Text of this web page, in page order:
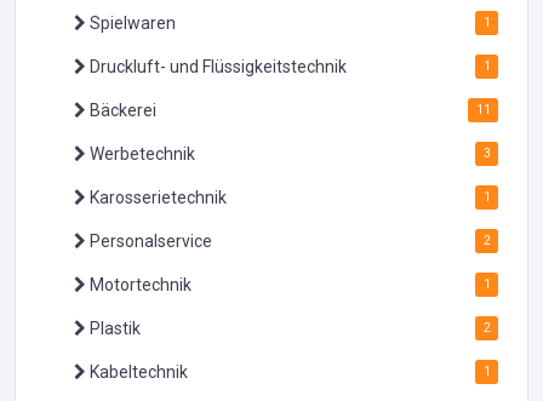
Spielwaren 1
Druckluft- und Flüssigkeitstechnik 1
Bäckerei 11
Werbetechnik 3
Karosserietechnik 1
Personalservice 2
Motortechnik 1
Plastik 2
Kabeltechnik 1